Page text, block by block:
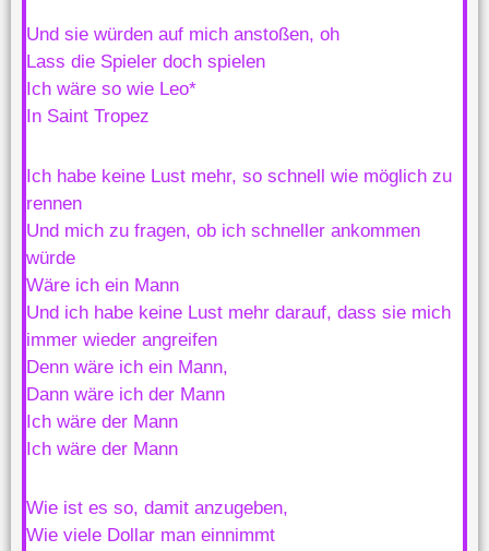
Und sie würden auf mich anstoßen, oh
Lass die Spieler doch spielen
Ich wäre so wie Leo*
In Saint Tropez
Ich habe keine Lust mehr, so schnell wie möglich zu
rennen
Und mich zu fragen, ob ich schneller ankommen
würde
Wäre ich ein Mann
Und ich habe keine Lust mehr darauf, dass sie mich
immer wieder angreifen
Denn wäre ich ein Mann,
Dann wäre ich der Mann
Ich wäre der Mann
Ich wäre der Mann
Wie ist es so, damit anzugeben,
Wie viele Dollar man einnimmt